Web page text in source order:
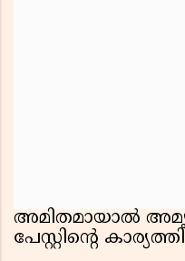
അമിതമായാൽ
പേസ്റ്റിൻ്റെ